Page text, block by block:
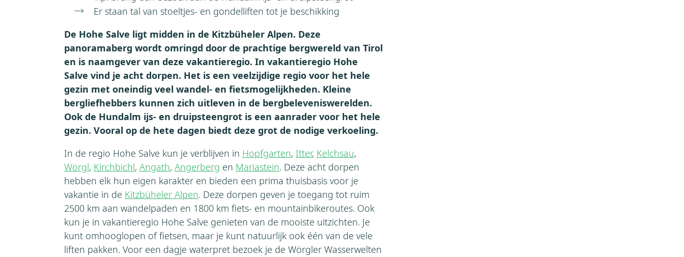
Er staan tal van stoeltjes- en gondelliften tot je beschikking
De Hohe Salve ligt midden in de Kitzbüheler Alpen. Deze
panoramaberg wordt omringd door de prachtige bergwereld van Tirol
en is naamgever van deze vakantieregio. In vakantieregio Hohe
Salve vind je acht dorpen. Het is een veelzijdige regio voor het hele
gezin met oneindig veel wandel- en fietsmogelijkheden. Kleine
bergliefhebbers kunnen zich uitleven in de bergbeleveniswerelden.
Ook de Hundalm ijs- en druipsteengrot is een aanrader voor het hele
gezin. Vooral op de hete dagen biedt deze grot de nodige verkoeling.
In de regio Hohe Salve kun je verblijven in Hopfgarten, Itter, Kelchsau,
Wörgl, Kirchbichl, Angath, Angerberg en Mariastein. Deze acht dorpen
hebben elk hun eigen karakter en bieden een prima thuisbasis voor je
vakantie in de Kitzbüheler Alpen. Deze dorpen geven je toegang tot ruim
2500 km aan wandelpaden en 1800 km fiets- en mountainbikeroutes. Ook
kun je in vakantieregio Hohe Salve genieten van de mooiste uitzichten. Je
kunt omhooglopen of fietsen, maar je kunt natuurlijk ook één van de vele
liften pakken. Voor een dagje waterpret bezoek je de Wörgler Wasserwelten